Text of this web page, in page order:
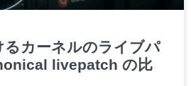
カーネルのライブパ
livepatch の比